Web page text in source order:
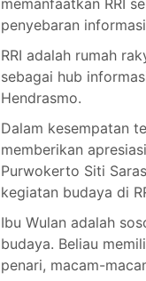
penyebaran
RRI adalah rumah
sebagai hub
Hendrasmo.
Dalam kesempatan
memberikan
Purwokerto Siti
kegiatan budaya di
Ibu Wulan adalah
budaya. Beliau
penari, macam-